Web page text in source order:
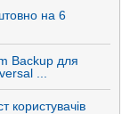
...
користувачів